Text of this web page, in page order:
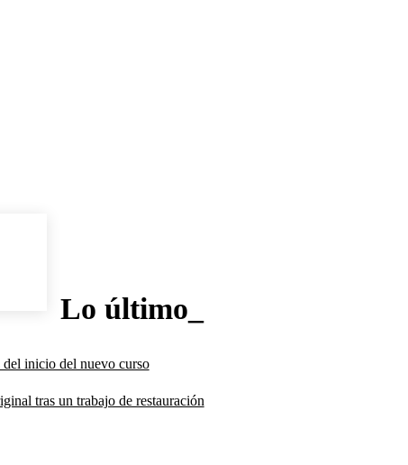
Lo último_
del inicio del nuevo curso
tras un trabajo de restauración